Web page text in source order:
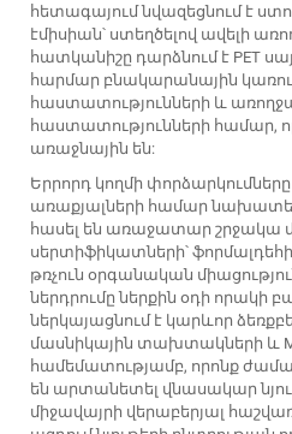
հետագայում նվազեցնում է
էմիսիան՝ ստեղծելով ավելի
հատկանիշը դարձնում է PET
հարմար բնակարանային
հաստատությունների և
հաստատությունների համար,
առաջնային են:
Երրորդ կողմի
առաքյալների համար
հասել են առաջատար շրջակա
սերտիֆիկատների՝
թռչուն օրգանական
ներդրումը ներքին օդի որակի
ներկայացնում է կարևոր
մասնիկային տախտակների և
համեմատությամբ, որոնք
են արտանետել վնասակար
միջավայրի վերաբերյալ